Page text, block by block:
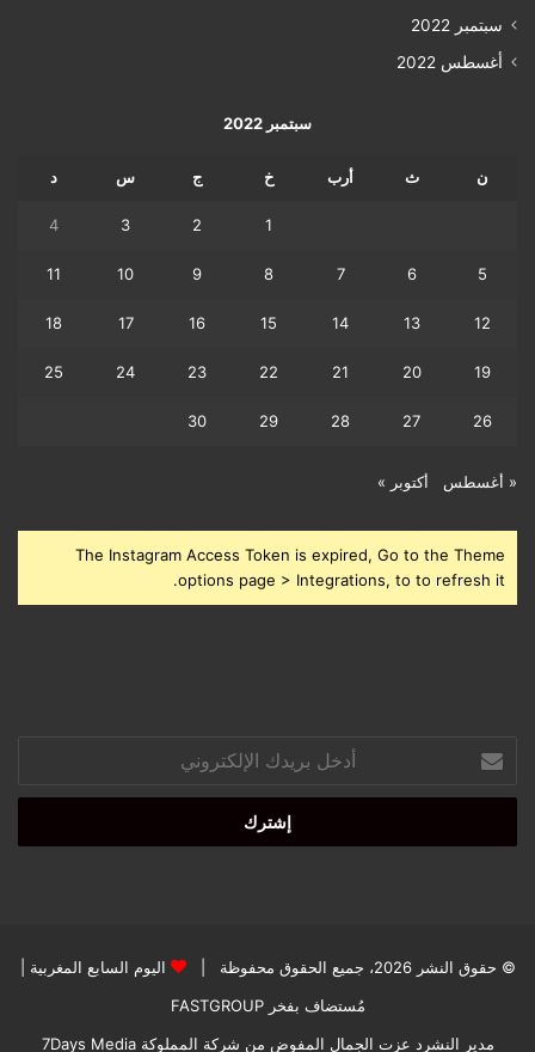
سبتمبر 2022
أغسطس 2022
سبتمبر 2022
ن ث أرب خ ج س د
1
2
3
4
5
6
7
8
9
10
11
12
13
14
15
16
17
18
19
20
21
22
23
24
25
26
27
28
29
30
« أغسطس أكتوبر »
The Instagram Access Token is expired, Go to the Theme
options page > Integrations, to to refresh it.
بريدك
الإلكتروني
© حقوق النشر 2026، جميع الحقوق محفوظة | اليوم السابع المغربية
مُستضاف بفخرFASTGROUP
مدير النشرد عزت الجمال المفوض من شركة المملوكة 7Days Media